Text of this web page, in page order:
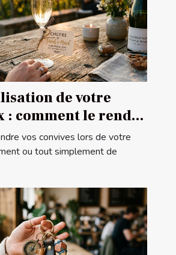
de votre
: comment le rendre
vos convives lors de votre
ou tout simplement de